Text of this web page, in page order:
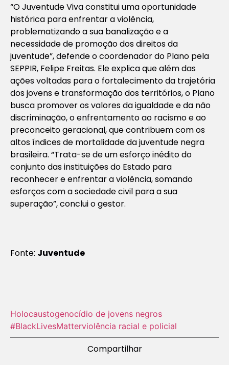
“O Juventude Viva constitui uma oportunidade
histórica para enfrentar a violência,
problematizando a sua banalização e a
necessidade de promoção dos direitos da
juventude”, defende o coordenador do Plano pela
SEPPIR, Felipe Freitas. Ele explica que além das
ações voltadas para o fortalecimento da trajetória
dos jovens e transformação dos territórios, o Plano
busca promover os valores da igualdade e da não
discriminação, o enfrentamento ao racismo e ao
preconceito geracional, que contribuem com os
altos índices de mortalidade da juventude negra
brasileira. “Trata-se de um esforço inédito do
conjunto das instituições do Estado para
reconhecer e enfrentar a violência, somando
esforços com a sociedade civil para a sua
superação”, conclui o gestor.
Fonte: Juventude
Holocausto‬genocídio de jovens negros
#BlackLivesMatterviolência racial e policial
Compartilhar